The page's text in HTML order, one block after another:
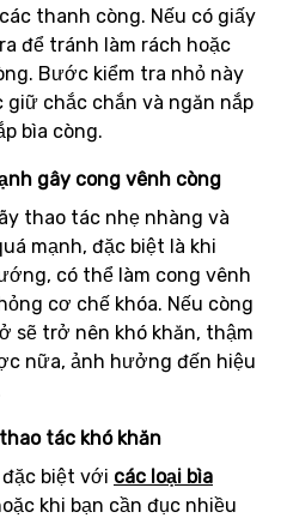
thanh còng. Nếu có giấy
để tránh làm rách hoặc
Bước kiểm tra nhỏ này
chắc chắn và ngăn nắp
bìa còng.
gây cong vênh còng
thao tác nhẹ nhàng và
mạnh, đặc biệt là khi
có thể làm cong vênh
cơ chế khóa. Nếu còng
sẽ trở nên khó khăn, thậm
nữa, ảnh hưởng đến hiệu
tác khó khăn
biệt với các loại bìa
khi bạn cần đục nhiều